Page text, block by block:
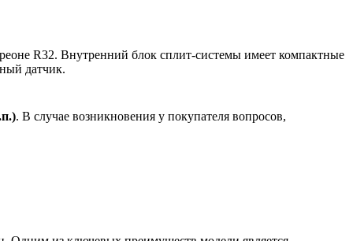
R32. Внутренний блок сплит-системы имеет компактные
датчик.
п.). В случае возникновения у покупателя вопросов,